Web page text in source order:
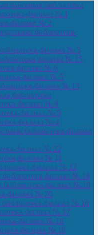
районная библиотека
филиал № 1
филиал № 2
библиотека-
филиал № 3
филиал № 15
филиал № 6
филиал № 5
филиал № 13
библиотека
филиал № 8
филиал № 9
филиал № 4
библиотека-филиал
филиал № 22
филиал № 11
филиал № 12
библиотека-филиал № 14
библиотека-филиал № 19
филиал № 20
библиотека-филиал № 16
филиал № 17
филиал № 18
филиал № 10